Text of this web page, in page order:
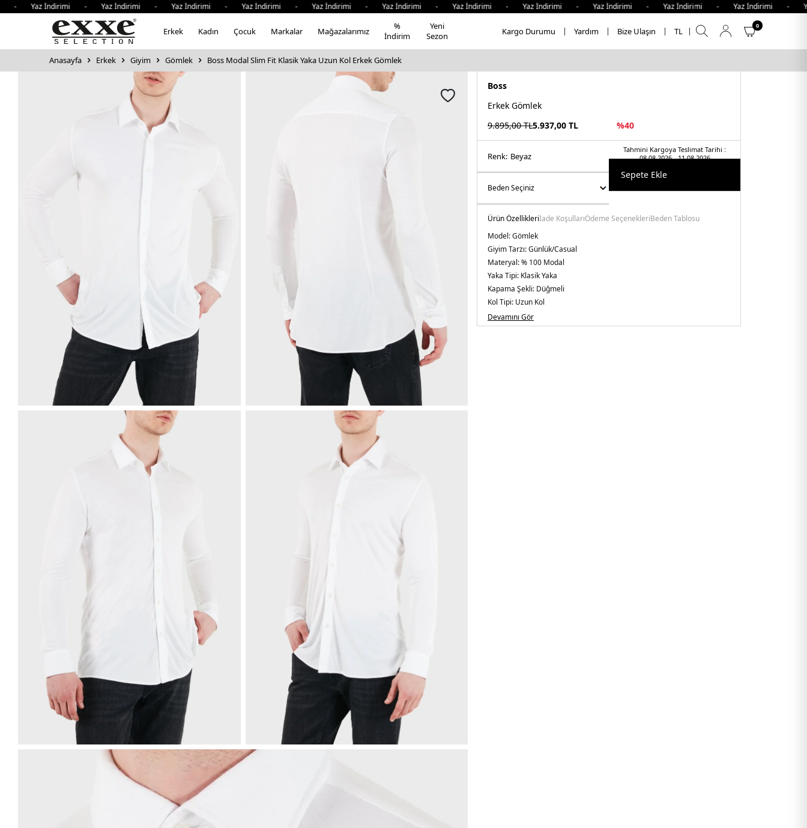
İndirimi - Yaz İndirimi - Yaz İndirimi - Yaz İndirimi - Yaz İndirimi - Yaz İndirimi - Yaz İndirimi - Yaz İndirimi - Yaz İndirimi - Yaz İndirimi - Yaz
Erkek Kadın Çocuk Markalar Mağazalarımız
%
İndirim
Yeni
Sezon
Kargo Durumu Yardım Bize Ulaşın TL
0
Anasayfa Erkek Giyim Gömlek Boss Modal Slim Fit Klasik Yaka Uzun Kol Erkek Gömlek
Boss
Erkek Gömlek
9.895,00TL5.937,00 TL %40
Tahmini Kargoya Teslimat Tarihi :
08.08.2026 - 11.08.2026
Renk: beyaz
Sepete Ekle
Ürün Özellikleriİade KoşullarıÖdeme SeçenekleriBeden Tablosu
Model:Gömlek
Giyim Tarzı:Günlük/Casual
Materyal:% 100 Modal
Yaka Tipi: Klasik Yaka
Kapama Şekli: Düğmeli
Kol Tipi: Uzun Kol
Kumaş Tipi:Dokuma
Boy:Standart
Devamını Gör